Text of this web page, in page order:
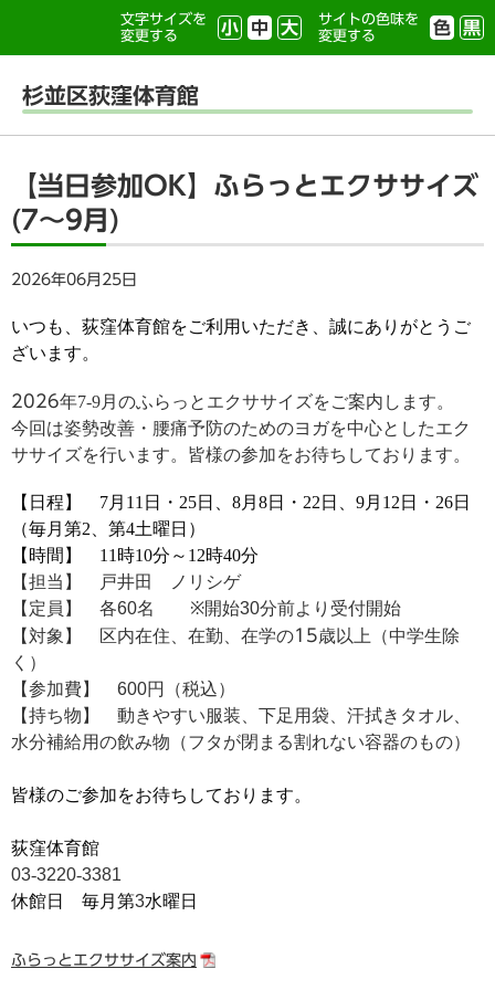
文字サイズを
変更する
小 中 大
サイトの色味を
変更する
色 黒
杉並区荻窪体育館
【当日参加OK】ふらっとエクササイズ
(7～9月)
2026年06月25日
いつも、荻窪体育館をご利用いただき、誠にありがとうご
ざいます。
2026年7-9月のふらっとエクササイズをご案内します。
今回は姿勢改善・腰痛予防のためのヨガを中心としたエク
ササイズを行います。皆様の参加をお待ちしております。
【日程】 7月11日・25日、8月8日・22日、9月12日・26日
（毎月第2、第4土曜日）
【時間】 11時10分～12時40分
【担当】 戸井田 ノリシゲ
【定員】 各60名 ※開始30分前より受付開始
【対象】
区内在住、在勤、在学の15歳以上（中学生除
く）
【参加費】 600円（税込）
【持ち物】 動きやすい服装、下足用袋、汗拭きタオル、
水分補給用の飲み物（フタが閉まる割れない容器のもの）
皆様のご参加をお待ちしております。
荻窪体育館
03‐3220‐3381
休館日 毎月第3水曜日
ふらっとエクササイズ案内